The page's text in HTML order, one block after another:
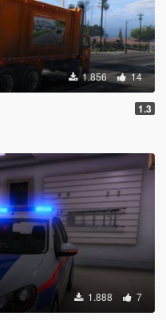
1.856 14
1.3
1.888 7